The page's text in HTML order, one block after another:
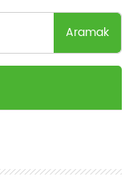
Aramak